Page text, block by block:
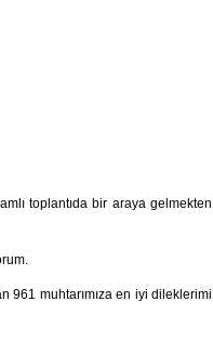
toplantıda bir araya gelmekten
961 muhtarımıza en iyi dileklerimi